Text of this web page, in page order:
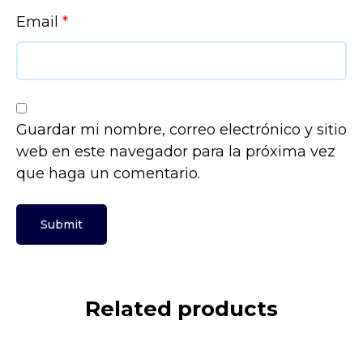
Email *
Guardar mi nombre, correo electrónico y sitio
web en este navegador para la próxima vez
que haga un comentario.
Related products